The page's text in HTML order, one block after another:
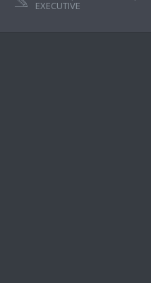
EXECUTIVE